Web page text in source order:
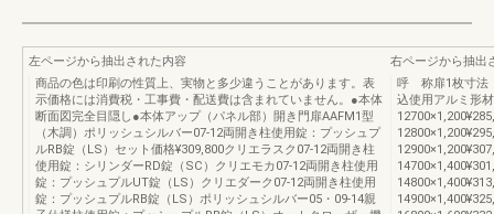
左ページから抽出された内容
商品の色は印刷の性質上、実物と多少違うことがあります。表
示価格には消費税・工事費・配送費は含まれていません。●本体
断面図完全目隠し●本体アップ（パネル部）開き門扉AAFM1型
（木調）ポリッシュシルバー07-12両開き柱使用錠：プッシュプ
ルRB錠（LS）セット価格¥309,800クリエラスク07-12両開き柱
使用錠：シリンダーRD錠（SC）クリエモカ07-12両開き柱使用
錠：プッシュプルUT錠（LS）クリエダーク07-12両開き柱使用
錠：プッシュプルRB錠（LS）ポリッシュシルバー05・09-14親
右ページから抽出
呼 称扉1枚寸法
込使用アルミ形